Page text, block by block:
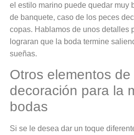
el estilo marino puede quedar muy
de banquete, caso de los peces
copas. Hablamos de unos detalles
lograran que la boda termine
sueñas.
Otros elementos de
decoración para la
bodas
Si se le desea dar un toque